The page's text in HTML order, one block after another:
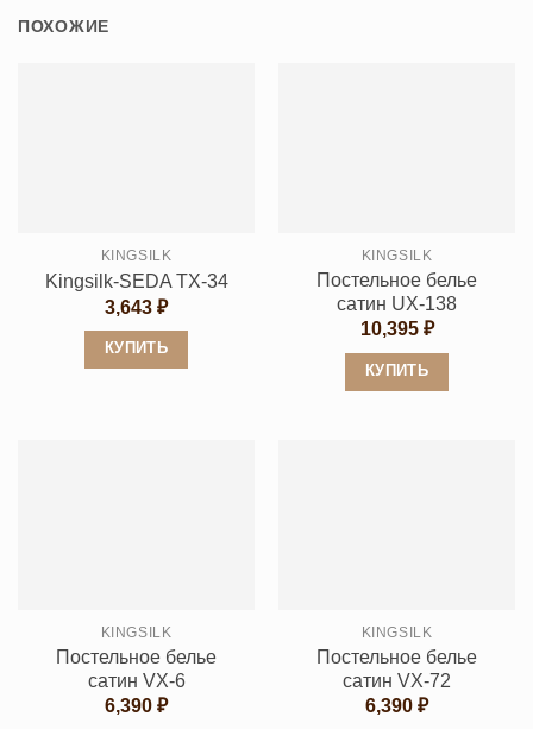
ПОХОЖИЕ
KINGSILK
Kingsilk-SEDA TX-34
3,643 ₽
КУПИТЬ
странице
товара.
KINGSILK
Постельное белье
сатин UX-138
10,395 ₽
КУПИТЬ
на
странице
товара.
KINGSILK
Постельное белье
сатин VX-6
6,390 ₽
KINGSILK
Постельное белье
сатин VX-72
6,390 ₽